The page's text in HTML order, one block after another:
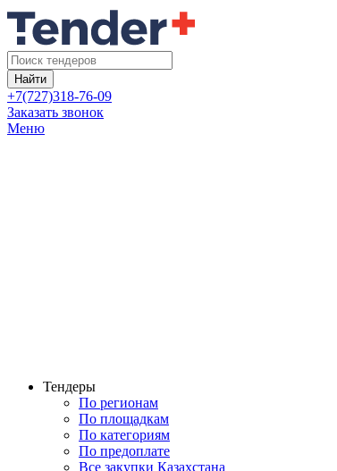
Найти
+7(727)318-76-09
Заказать звонок
Меню
Тендеры
По регионам
По площадкам
По категориям
По предоплате
Все закупки Казахстана